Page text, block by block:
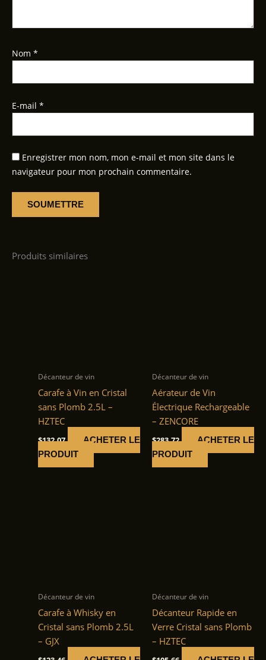
Nom *
E-mail *
Enregistrer mon nom, mon e-mail et mon site dans le
navigateur pour mon prochain commentaire.
Produits similaires
Décanteur de vin
Carafe à Vin en Cristal
sans Plomb 2.5L –
HZTEC
$132.07
ACHETER LE
PRODUIT
Décanteur de vin
Aérateur de Vin
Électrique Rechargeable
– ZENCORE
$283.72
ACHETER LE
PRODUIT
Décanteur de vin
Carafe à Whisky en
Cristal sans Plomb 2.5L
– GJX
Décanteur de vin
Décanteur Rapide en
Verre Cristal sans Plomb
– HZTEC